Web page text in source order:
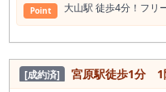
Point ⼤⼭駅 徒歩4分！フリ
[成約済] 宮原駅徒歩1分 1階